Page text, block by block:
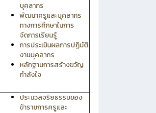
บุคลากร
พัฒนาครูและบุคลากร
ทางการศึกษาในการ
จัดการเรียนรู้
การประเมินผลการปฏิบัติ
งานบุคลากร
หลักฐานการสร้างขวัญ
กำลังใจ
ประมวลจริยธรรมของ
ข้าราชการครูและ